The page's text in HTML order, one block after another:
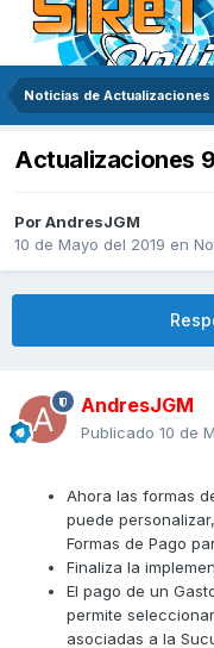
Noticias de Actualizaciones
Actualizaciones
PorAndresJGM
10 de Mayo del 2019 en
AndresJGM
Publicado 10 de
Ahora las formas
puede
Formas de Pago
Finaliza la
El pago de un
permite
asociadas a la